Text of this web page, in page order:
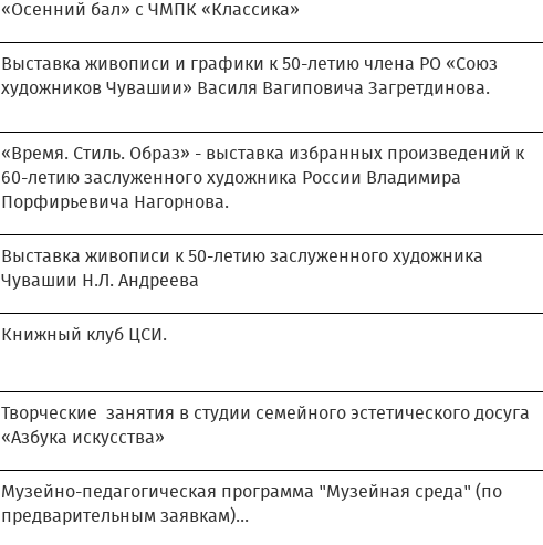
«Осенний бал» с ЧМПК «Классика»
Выставка живописи и графики к 50-летию члена РО «Союз
художников Чувашии» Василя Вагиповича Загретдинова.
«Время. Стиль. Образ» - выставка избранных произведений к
60-летию заслуженного художника России Владимира
Порфирьевича Нагорнова.
Выставка живописи к 50-летию заслуженного художника
Чувашии Н.Л. Андреева
Книжный клуб ЦСИ.
Творческие занятия в студии семейного эстетического досуга
«Азбука искусства»
Музейно-педагогическая программа "Музейная среда" (по
предварительным заявкам)...